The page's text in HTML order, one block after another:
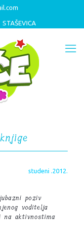
STAŠEVICA
studeni .2012.
poziv
voditelja
aktivnostima